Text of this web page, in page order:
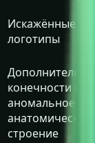
Искажённые
логотипы
Дополнительные
конечности или
аномальное
анатомическое
строение